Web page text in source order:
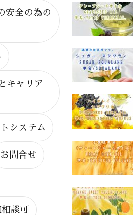
安全の為の
キャリア
システム
お問合せ
談可